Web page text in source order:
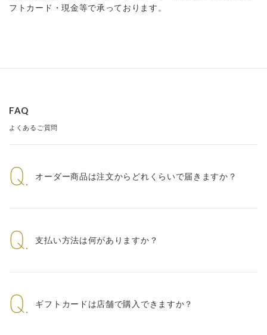
フトカード・現金等で承っております。
FAQ
よくあるご質問
Q. オーダー商品は注文からどれくらいで届きますか？
Q. 支払い方法は何がありますか？
Q. ギフトカードは店舗で購入できますか？